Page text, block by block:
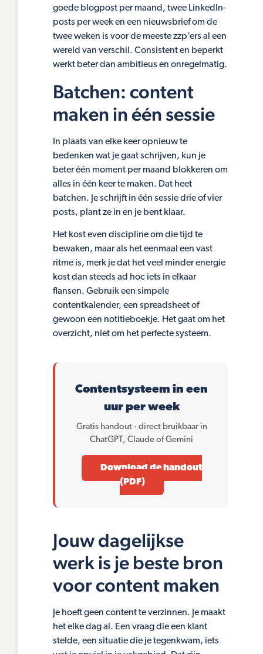
goede blogpost per maand, twee LinkedIn-
posts per week en een nieuwsbrief om de
twee weken is voor de meeste zzp’ers al een
wereld van verschil. Consistent en beperkt
werkt beter dan ambitieus en onregelmatig.
Batchen: content
maken in één sessie
In plaats van elke keer opnieuw te
bedenken wat je gaat schrijven, kun je
beter één moment per maand blokkeren om
alles in één keer te maken. Dat heet
batchen. Je schrijft in één sessie drie of vier
posts, plant ze in en je bent klaar.
Het kost even discipline om die tijd te
bewaken, maar als het eenmaal een vast
ritme is, merk je dat het veel minder energie
kost dan steeds ad hoc iets in elkaar
flansen. Gebruik een simpele
contentkalender, een spreadsheet of
gewoon een notitieboekje. Het gaat om het
overzicht, niet om het perfecte systeem.
Contentsysteem in een
uur per week
Gratis handout · direct bruikbaar in
ChatGPT, Claude of Gemini
Download de handout
(PDF)
Jouw dagelijkse
werk is je beste bron
voor content maken
Je hoeft geen content te verzinnen. Je maakt
het elke dag al. Een vraag die een klant
stelde, een situatie die je tegenkwam, iets